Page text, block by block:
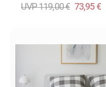
UVP 119,00 € 73,95 €